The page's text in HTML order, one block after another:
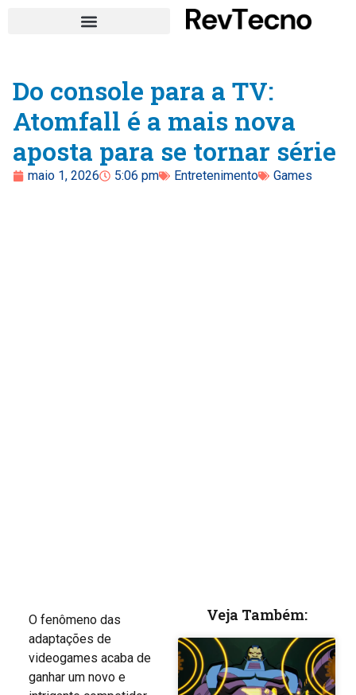
Do console para a TV:
Atomfall é a mais nova
aposta para se tornar série
maio 1, 2026 5:06 pm Entretenimento Games
O fenômeno das
adaptações de
videogames acaba de
ganhar um novo e
Veja Também: